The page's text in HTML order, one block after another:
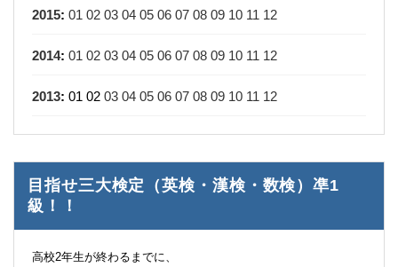
2015: 01 02 03 04 05 06 07 08 09 10 11 12
2014: 01 02 03 04 05 06 07 08 09 10 11 12
2013: 01 02 03 04 05 06 07 08 09 10 11 12
目指せ三大検定（英検・漢検・数検）凖1
級！！
高校2年生が終わるまでに、